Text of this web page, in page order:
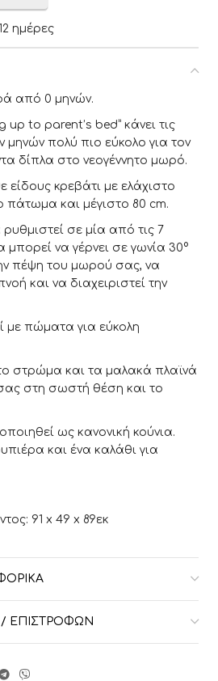
ημέρες
από 0 μηνών.
up to parent’s bed” κάνει τις
μηνών πολύ πιο εύκολο για τον
δίπλα στο νεογέννητο μωρό.
είδους κρεβάτι με ελάχιστο
και μέγιστο 80 cm.
σε μία από τις 7
μπορεί να γέρνει σε γωνία 30°
πέψη του μωρού σας, να
και να διαχειριστεί την
με πώματα για εύκολη
στρώμα και τα μαλακά πλαϊνά
στη σωστή θέση και το
ως κανονική κούνια.
και ένα καλάθι για
91 x 49 x 89εκ
/ ΕΠΙΣΤΡΟΦΏΝ